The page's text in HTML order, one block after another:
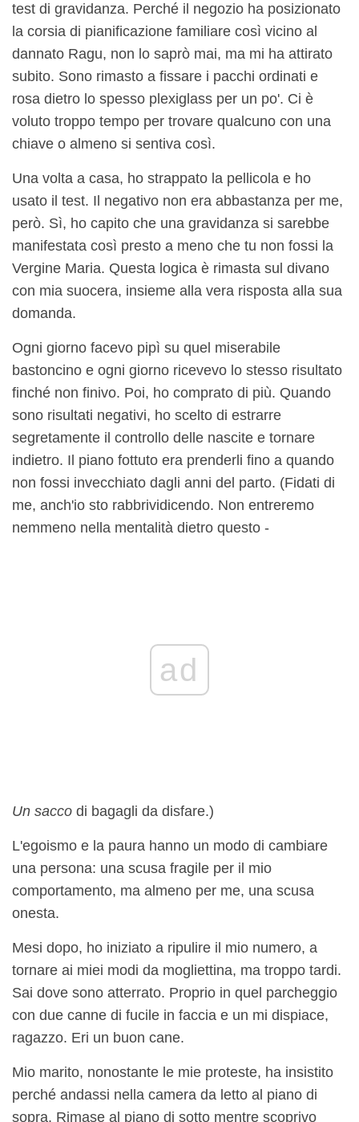
test di gravidanza. Perché il negozio ha posizionato
la corsia di pianificazione familiare così vicino al
dannato Ragu, non lo saprò mai, ma mi ha attirato
subito. Sono rimasto a fissare i pacchi ordinati e
rosa dietro lo spesso plexiglass per un po'. Ci è
voluto troppo tempo per trovare qualcuno con una
chiave o almeno si sentiva così.
Una volta a casa, ho strappato la pellicola e ho
usato il test. Il negativo non era abbastanza per me,
però. Sì, ho capito che una gravidanza si sarebbe
manifestata così presto a meno che tu non fossi la
Vergine Maria. Questa logica è rimasta sul divano
con mia suocera, insieme alla vera risposta alla sua
domanda.
Ogni giorno facevo pipì su quel miserabile
bastoncino e ogni giorno ricevevo lo stesso risultato
finché non finivo. Poi, ho comprato di più. Quando
sono risultati negativi, ho scelto di estrarre
segretamente il controllo delle nascite e tornare
indietro. Il piano fottuto era prenderli fino a quando
non fossi invecchiato dagli anni del parto. (Fidati di
me, anch'io sto rabbrividicendo. Non entreremo
nemmeno nella mentalità dietro questo -
ad
Un sacco di bagagli da disfare.)
L'egoismo e la paura hanno un modo di cambiare
una persona: una scusa fragile per il mio
comportamento, ma almeno per me, una scusa
onesta.
Mesi dopo, ho iniziato a ripulire il mio numero, a
tornare ai miei modi da mogliettina, ma troppo tardi.
Sai dove sono atterrato. Proprio in quel parcheggio
con due canne di fucile in faccia e un mi dispiace,
ragazzo. Eri un buon cane.
Mio marito, nonostante le mie proteste, ha insistito
perché andassi nella camera da letto al piano di
sopra. Rimase al piano di sotto mentre scoprivo